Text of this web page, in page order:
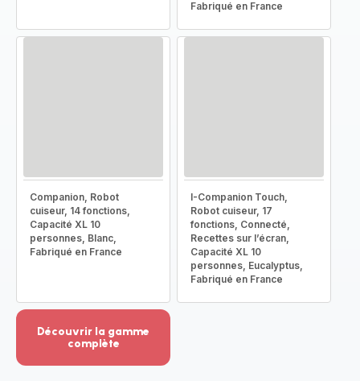
Fabriqué en France
Companion, Robot
cuiseur, 14 fonctions,
Capacité XL 10
personnes, Blanc,
Fabriqué en France
I-Companion Touch,
Robot cuiseur, 17
fonctions, Connecté,
Recettes sur l’écran,
Capacité XL 10
personnes, Eucalyptus,
Fabriqué en France
Découvrir la gamme
complète